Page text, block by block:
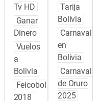
Tv HD
Ganar
Dinero
Vuelos
a
Bolivia
Feicobol
2018
Tarija
Bolivia
Carnaval
en
Bolivia
Carnaval
de Oruro
2025